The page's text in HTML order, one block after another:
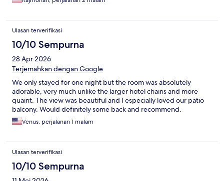
Ulasan terverifikasi
10/10 Sempurna
28 Apr 2026
Terjemahkan dengan Google
We only stayed for one night but the room was absolutely
adorable, very much unlike the larger hotel chains and more
quaint. The view was beautiful and I especially loved our patio
balcony. Would definitely some back and recommend.
Venus, perjalanan 1 malam
Ulasan terverifikasi
10/10 Sempurna